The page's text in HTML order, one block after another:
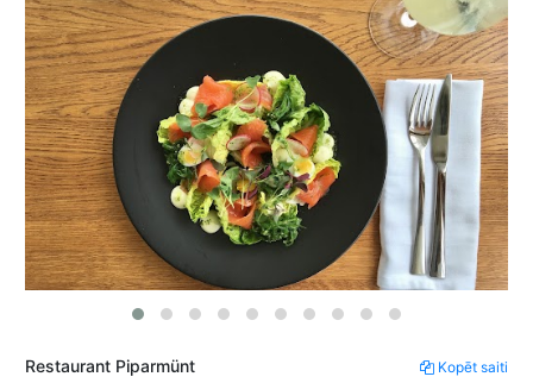
Restaurant Piparmünt Kopēt saiti